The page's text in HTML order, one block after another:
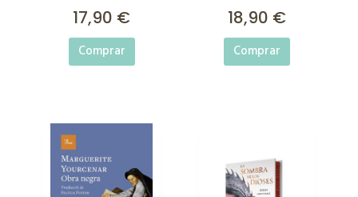
17,90 €
Comprar
18,90 €
Comprar